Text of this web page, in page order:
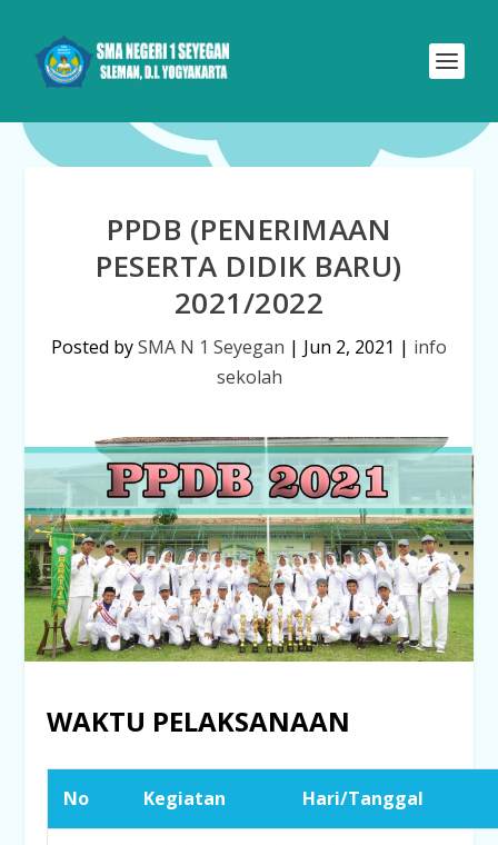
PPDB (PENERIMAAN
PESERTA DIDIK BARU)
2021/2022
Posted bySMA N 1 Seyegan | Jun 2, 2021 | info
sekolah
WAKTU PELAKSANAAN
No Kegiatan Hari/Tanggal